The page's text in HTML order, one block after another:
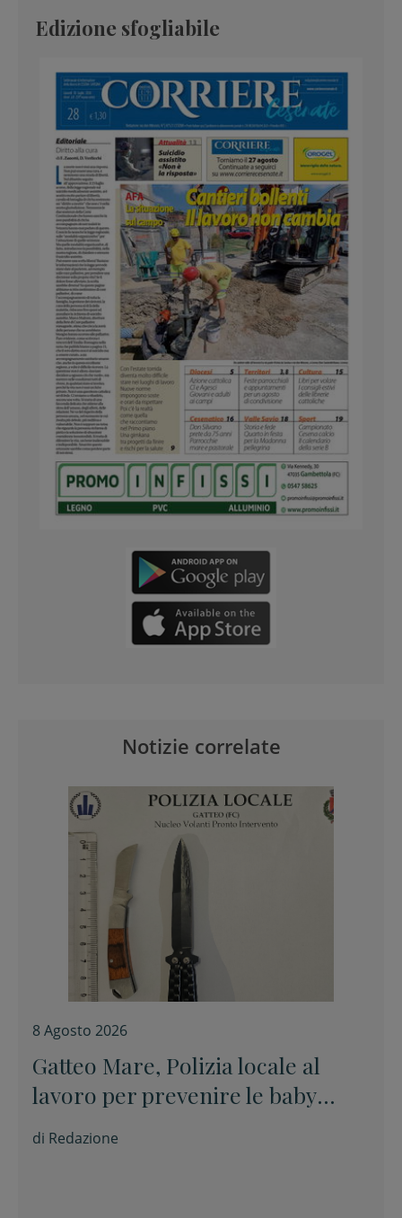
Edizione sfogliabile
Notizie correlate
8 Agosto 2026
Gatteo Mare, Polizia locale al
lavoro per prevenire le baby
gang
di Redazione